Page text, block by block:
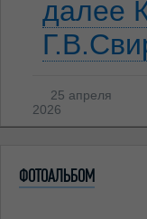
далее
25 апреля
2026
ФОТОАЛЬБОМ